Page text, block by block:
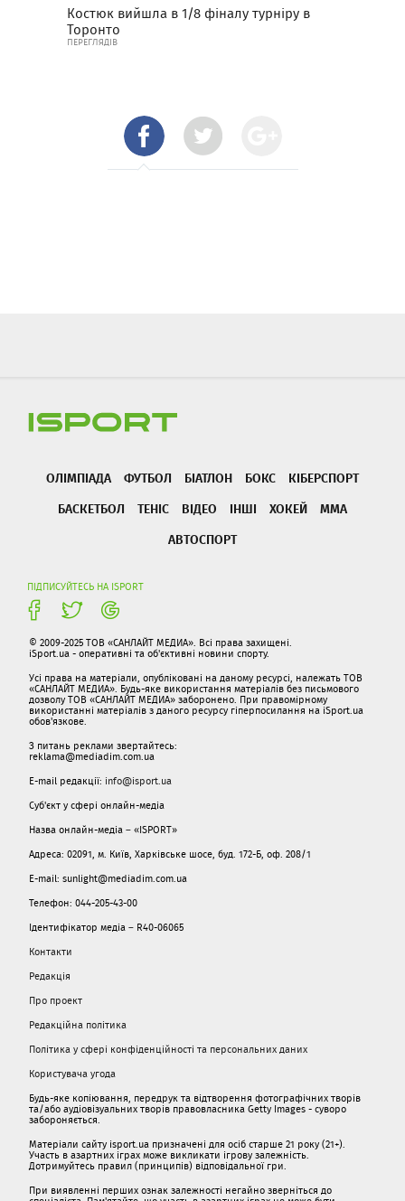
Костюк вийшла в 1/8 фіналу турніру в
Торонто
ПЕРЕГЛЯДІВ
ОЛІМПІАДА ФУТБОЛ БІАТЛОН БОКС
КІБЕРСПОРТ
БАСКЕТБОЛ
ТЕНІС ВІДЕО ІНШІ ХОКЕЙ
ММА
АВТОСПОРТ
ПІДПИСУЙТЕСЬ НА ISPORT
© 2009-2025 ТОВ «САНЛАЙТ МЕДИА». Всі права захищені.
iSport.ua - оперативні та об'єктивні новини спорту.
Усі права на матеріали, опубліковані на даному ресурсі, належать ТОВ
«САНЛАЙТ МЕДИА». Будь-яке використання матеріалів без письмового
дозволу ТОВ «САНЛАЙТ МЕДИА» заборонено. При правомірному
використанні матеріалів з даного ресурсу гіперпосилання на iSport.ua
обов'язкове.
З питань реклами звертайтесь:
reklama@mediadim.com.ua
E-mail редакції: info@isport.ua
Суб'єкт у сфері онлайн-медіа
Назва онлайн-медіа – «ISPORT»
Адреса: 02091, м. Київ, Харківське шосе, буд. 172-Б, оф. 208/1
E-mail: sunlight@mediadim.com.ua
Телефон: 044-205-43-00
Ідентифікатор медіа – R40-06065
Контакти
Редакція
Про проект
Редакційна політика
Політика у сфері конфіденційності та персональних даних
Користувача угода
Будь-яке копіювання, передрук та відтворення фотографічних творів
та/або аудіовізуальних творів правовласника Getty Images - суворо
забороняється.
Матеріали сайту isport.ua призначені для осіб старше 21 року (21+).
Участь в азартних іграх може викликати ігрову залежність.
Дотримуйтесь правил (принципів) відповідальної гри.
При виявленні перших ознак залежності негайно зверніться до